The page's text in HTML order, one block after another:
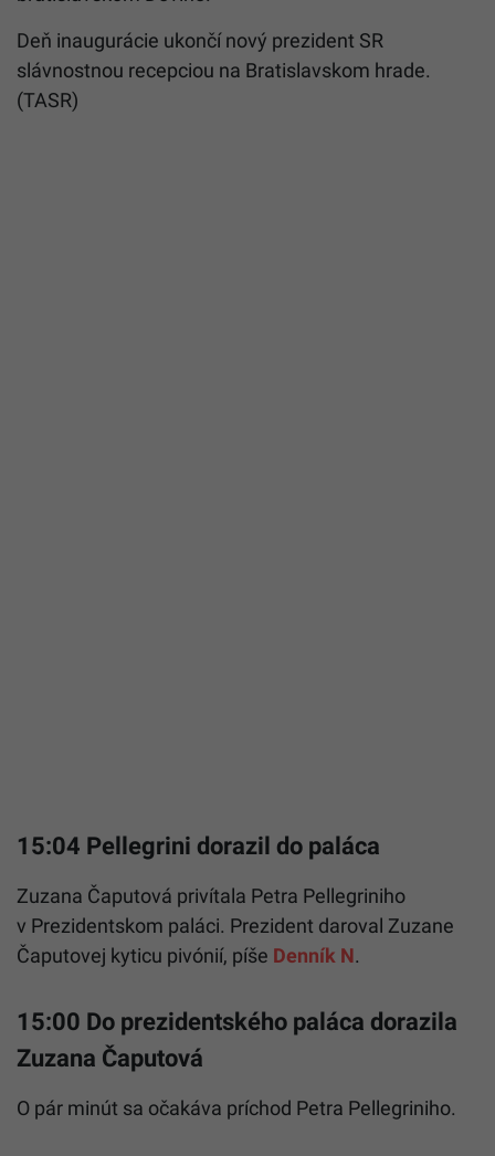
Deň inaugurácie ukončí nový prezident SR
slávnostnou recepciou na Bratislavskom hrade.
(TASR)
15:04 Pellegrini dorazil do paláca
Zuzana Čaputová privítala Petra Pellegriniho
v Prezidentskom paláci. Prezident daroval Zuzane
Čaputovej kyticu pivónií, píše Denník N.
15:00 Do prezidentského paláca dorazila
Zuzana Čaputová
O pár minút sa očakáva príchod Petra Pellegriniho.